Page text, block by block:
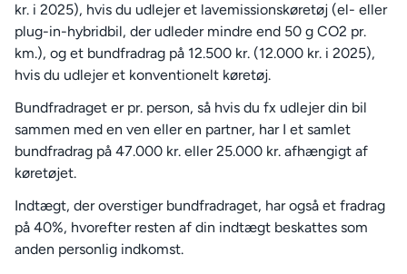
kr. i 2025), hvis du udlejer et lavemissionskøretøj (el- eller
plug-in-hybridbil, der udleder mindre end 50 g CO2 pr.
km.), og et bundfradrag på 12.500 kr. (12.000 kr. i 2025),
hvis du udlejer et konventionelt køretøj.
Bundfradraget er pr. person, så hvis du fx udlejer din bil
sammen med en ven eller en partner, har I et samlet
bundfradrag på 47.000 kr. eller 25.000 kr. afhængigt af
køretøjet.
Indtægt, der overstiger bundfradraget, har også et fradrag
på 40%, hvorefter resten af din indtægt beskattes som
anden personlig indkomst.